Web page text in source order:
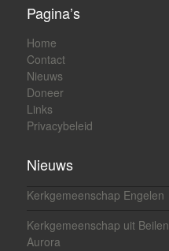
Pagina’s
Home
Contact
Nieuws
Doneer
Links
Privacybeleid
Nieuws
Kerkgemeenschap Engelen
Kerkgemeenschap uit
Aurora